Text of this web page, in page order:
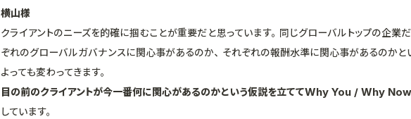
横山様
クライアントのニーズを的確に掴むことが重要だと思っています。同じグローバルトップの企業
ぞれのグローバルガバナンスに関心事があるのか、それぞれの報酬水準に関心事があるのかと
よっても変わってきます。
目の前のクライアントが今一番何に関心があるのかという仮説を立ててWhy You / Why
しています。